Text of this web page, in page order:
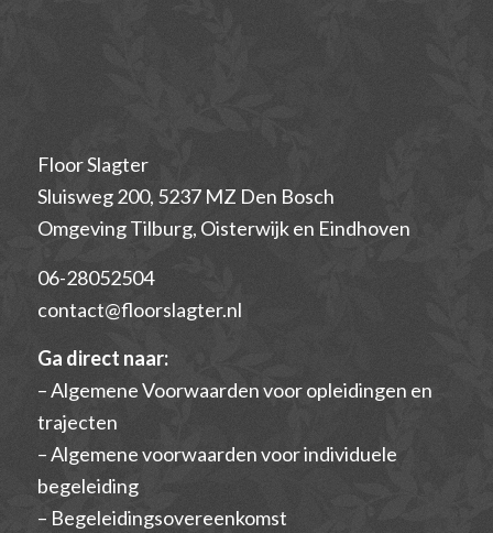
Floor Slagter
Sluisweg 200, 5237 MZ Den Bosch
Omgeving Tilburg, Oisterwijk en Eindhoven
06-28052504
contact@floorslagter.nl
Ga direct naar:
–Algemene Voorwaarden voor opleidingen en
trajecten
– Algemene voorwaarden voor individuele
begeleiding
– Begeleidingsovereenkomst